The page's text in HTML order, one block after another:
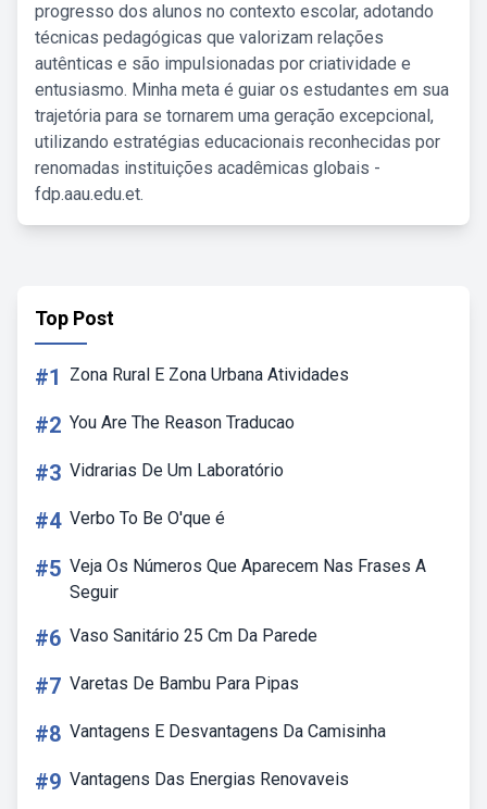
progresso dos alunos no contexto escolar, adotando
técnicas pedagógicas que valorizam relações
autênticas e são impulsionadas por criatividade e
entusiasmo. Minha meta é guiar os estudantes em sua
trajetória para se tornarem uma geração excepcional,
utilizando estratégias educacionais reconhecidas por
renomadas instituições acadêmicas globais -
fdp.aau.edu.et.
Top Post
#1 Zona Rural E Zona Urbana Atividades
#2 You Are The Reason Traducao
#3 Vidrarias De Um Laboratório
#4 Verbo To Be O'que é
#5 Veja Os Números Que Aparecem Nas Frases A
Seguir
#6 Vaso Sanitário 25 Cm Da Parede
#7 Varetas De Bambu Para Pipas
#8 Vantagens E Desvantagens Da Camisinha
#9 Vantagens Das Energias Renovaveis